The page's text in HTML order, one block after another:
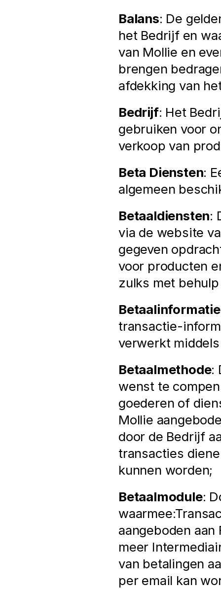
Balans: De
het Bedrijf en
van Mollie en
brengen
afdekking van
Bedrijf: Het
gebruiken voor
verkoop van
Beta Diensten:
algemeen
Betaaldiensten:
via de website
gegeven
voor producten
zulks met
Betaalinformatie
transactie-
verwerkt
Betaalmethode:
wenst te
goederen of
Mollie
door de Bedrijf
transacties
kunnen worden;
Betaalmodule:
aangeboden
meer
van betalingen
per email kan